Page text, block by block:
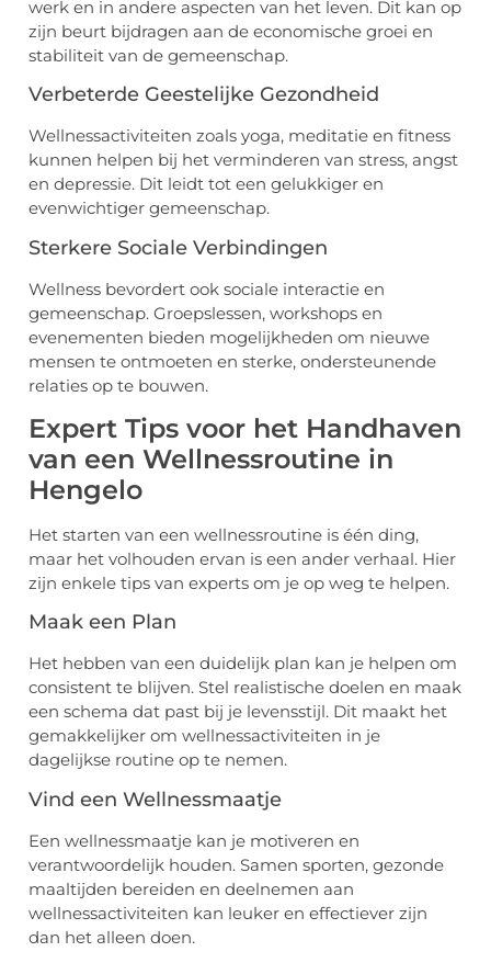
werk en in andere aspecten van het leven. Dit kan op
zijn beurt bijdragen aan de economische groei en
stabiliteit van de gemeenschap.
Verbeterde Geestelijke Gezondheid
Wellnessactiviteiten zoals yoga, meditatie en fitness
kunnen helpen bij het verminderen van stress, angst
en depressie. Dit leidt tot een gelukkiger en
evenwichtiger gemeenschap.
Sterkere Sociale Verbindingen
Wellness bevordert ook sociale interactie en
gemeenschap. Groepslessen, workshops en
evenementen bieden mogelijkheden om nieuwe
mensen te ontmoeten en sterke, ondersteunende
relaties op te bouwen.
Expert Tips voor het Handhaven
van een Wellnessroutine in
Hengelo
Het starten van een wellnessroutine is één ding,
maar het volhouden ervan is een ander verhaal. Hier
zijn enkele tips van experts om je op weg te helpen.
Maak een Plan
Het hebben van een duidelijk plan kan je helpen om
consistent te blijven. Stel realistische doelen en maak
een schema dat past bij je levensstijl. Dit maakt het
gemakkelijker om wellnessactiviteiten in je
dagelijkse routine op te nemen.
Vind een Wellnessmaatje
Een wellnessmaatje kan je motiveren en
verantwoordelijk houden. Samen sporten, gezonde
maaltijden bereiden en deelnemen aan
wellnessactiviteiten kan leuker en effectiever zijn
dan het alleen doen.